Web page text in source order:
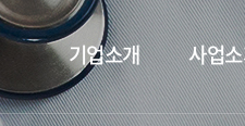
기업소개 사업